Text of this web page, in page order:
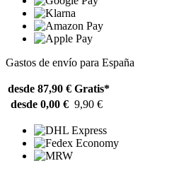
Gastos de envío para España
desde 87,90 € Gratis*
desde 0,00 € 9,90 €